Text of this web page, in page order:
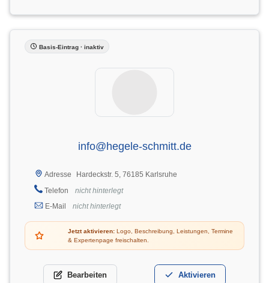
Basis-Eintrag · inaktiv
info@hegele-schmitt.de
Adresse
Hardeckstr. 5, 76185 Karlsruhe
Telefon
nicht hinterlegt
E-Mail
nicht hinterlegt
Jetzt aktivieren: Logo, Beschreibung, Leistungen, Termine
& Expertenpage freischalten.
Bearbeiten Aktivieren